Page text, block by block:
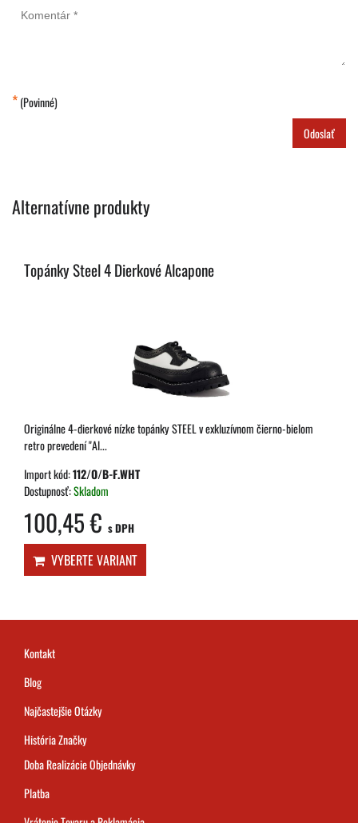
*(Povinné)
Odoslať
Alternatívne produkty
Topánky Steel 4 Dierkové Alcapone
Originálne 4-dierkové nízke topánky STEEL v exkluzívnom čierno-bielom
retro prevedení "Al...
Import kód:112/O/B-F.WHT
Dostupnosť:Skladom
100,45 € s DPH
VYBERTE VARIANT
Kontakt
Blog
Najčastejšie Otázky
História Značky
Doba Realizácie Objednávky
Platba